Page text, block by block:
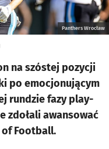
Panthers Wrocław
na szóstej pozycji
po emocjonującym
rundzie fazy play-
zdołali awansować
of Football.